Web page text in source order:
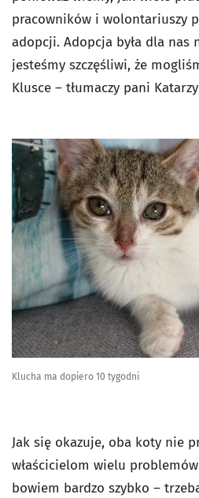
pracowników i wolontariuszy
adopcji. Adopcja była dla nas
jesteśmy szczęśliwi, że
Klusce – tłumaczy pani
Klucha ma dopiero 10 tygodni
Jak się okazuje, oba koty nie
właścicielom wielu
bowiem bardzo szybko –